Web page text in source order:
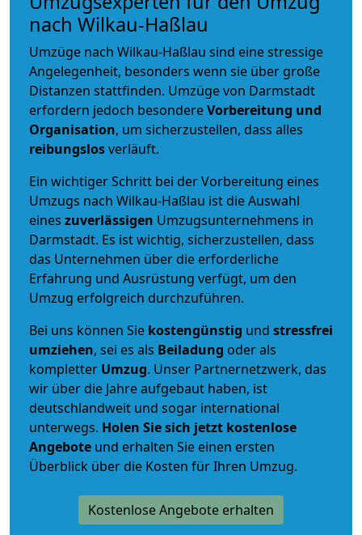
nach Wilkau-Haßlau
Umzüge nach Wilkau-Haßlau sind eine stressige
Angelegenheit, besonders wenn sie über große
Distanzen stattfinden. Umzüge von Darmstadt
erfordern jedoch besondereVorbereitung und
Organisation, um sicherzustellen, dass alles
reibungslosverläuft.
Ein wichtiger Schritt bei der Vorbereitung eines
Umzugs nach Wilkau-Haßlau ist die Auswahl
eines zuverlässigen Umzugsunternehmens in
Darmstadt. Es ist wichtig, sicherzustellen, dass
das Unternehmen über die erforderliche
Erfahrung und Ausrüstung verfügt, um den
Umzug erfolgreich durchzuführen.
Bei uns können Sie kostengünstig und stressfrei
umziehen, sei es als Beiladung oder als
kompletter Umzug. Unser Partnernetzwerk, das
wir über die Jahre aufgebaut haben, ist
deutschlandweit und sogar international
unterwegs. Holen Sie sich jetzt kostenlose
Angebote und erhalten Sie einen ersten
Überblick über die Kosten für Ihren Umzug.
Kostenlose Angebote erhalten